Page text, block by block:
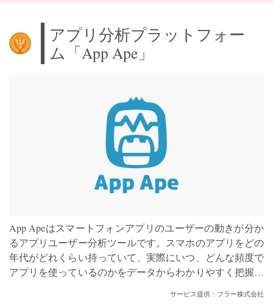
アプリ分析プラットフォー
ム「App Ape」
App Apeはスマートフォンアプリのユーザーの動きが分か
るアプリユーザー分析ツールです。スマホのアプリをどの
年代がどれくらい持っていて、実際にいつ、どんな頻度で
アプリを使っているのかをデータからわかりやすく把握で
サービス提供：フラー株式会社